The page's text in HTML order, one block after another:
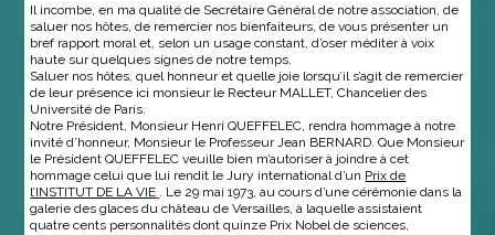
Il incombe, en ma qualité de Secrétaire Général de notre association, de
saluer nos hôtes, de remercier nos bienfaiteurs, de vous présenter un
bref rapport moral et, selon un usage constant, d’oser méditer à voix
haute sur quelques signes de notre temps.
Saluer nos hôtes, quel honneur et quelle joie lorsqu’il s’agit de remercier
de leur présence ici monsieur le Recteur MALLET, Chancelier des
Université de Paris.
Notre Président, Monsieur Henri QUEFFELEC, rendra hommage à notre
invité d’honneur, Monsieur le Professeur Jean BERNARD. Que Monsieur
le Président QUEFFELEC veuille bien m’autoriser à joindre à cet
hommage celui que lui rendit le Jury international d’un Prix de
l’INSTITUT DE LA VIE
. Le 29 mai 1973, au cours d’une cérémonie dans la
galerie des glaces du château de Versailles, à laquelle assistaient
quatre cents personnalités dont quinze Prix Nobel de sciences,